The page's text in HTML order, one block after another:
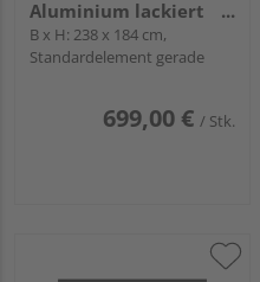
Aluminium lackiert
beige "SYSTEM ALU
PLUS"
B x H: 238 x 184 cm,
Standardelement gerade
699,00 € / Stk.